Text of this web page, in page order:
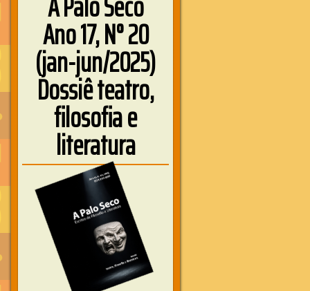
Ano 17, N° 20
(jan-jun/2025)
Dossiê teatro,
filosofia e
literatura